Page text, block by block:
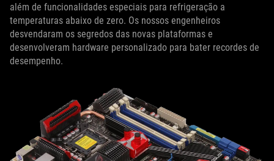
além de funcionalidades especiais para refrigeração a
temperaturas abaixo de zero. Os nossos engenheiros
desvendaram os segredos das novas plataformas e
desenvolveram hardware personalizado para bater recordes de
desempenho.